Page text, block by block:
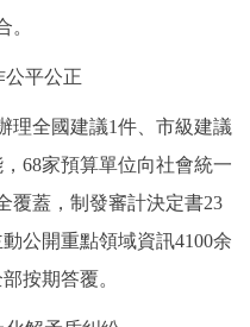
。
平公正
全國建議1件、市級建議
68家預算單位向社會統一
覆蓋，制發審計決定書23
公開重點領域資訊4100余
按期答覆。